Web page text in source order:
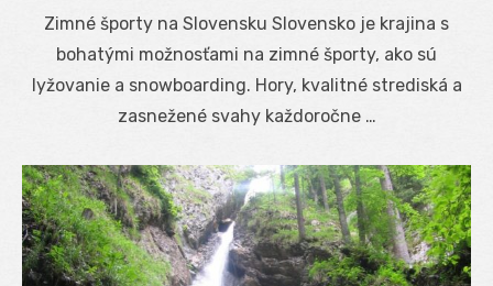
Zimné športy na Slovensku Slovensko je krajina s
bohatými možnosťami na zimné športy, ako sú
lyžovanie a snowboarding. Hory, kvalitné strediská a
zasnežené svahy každoročne …